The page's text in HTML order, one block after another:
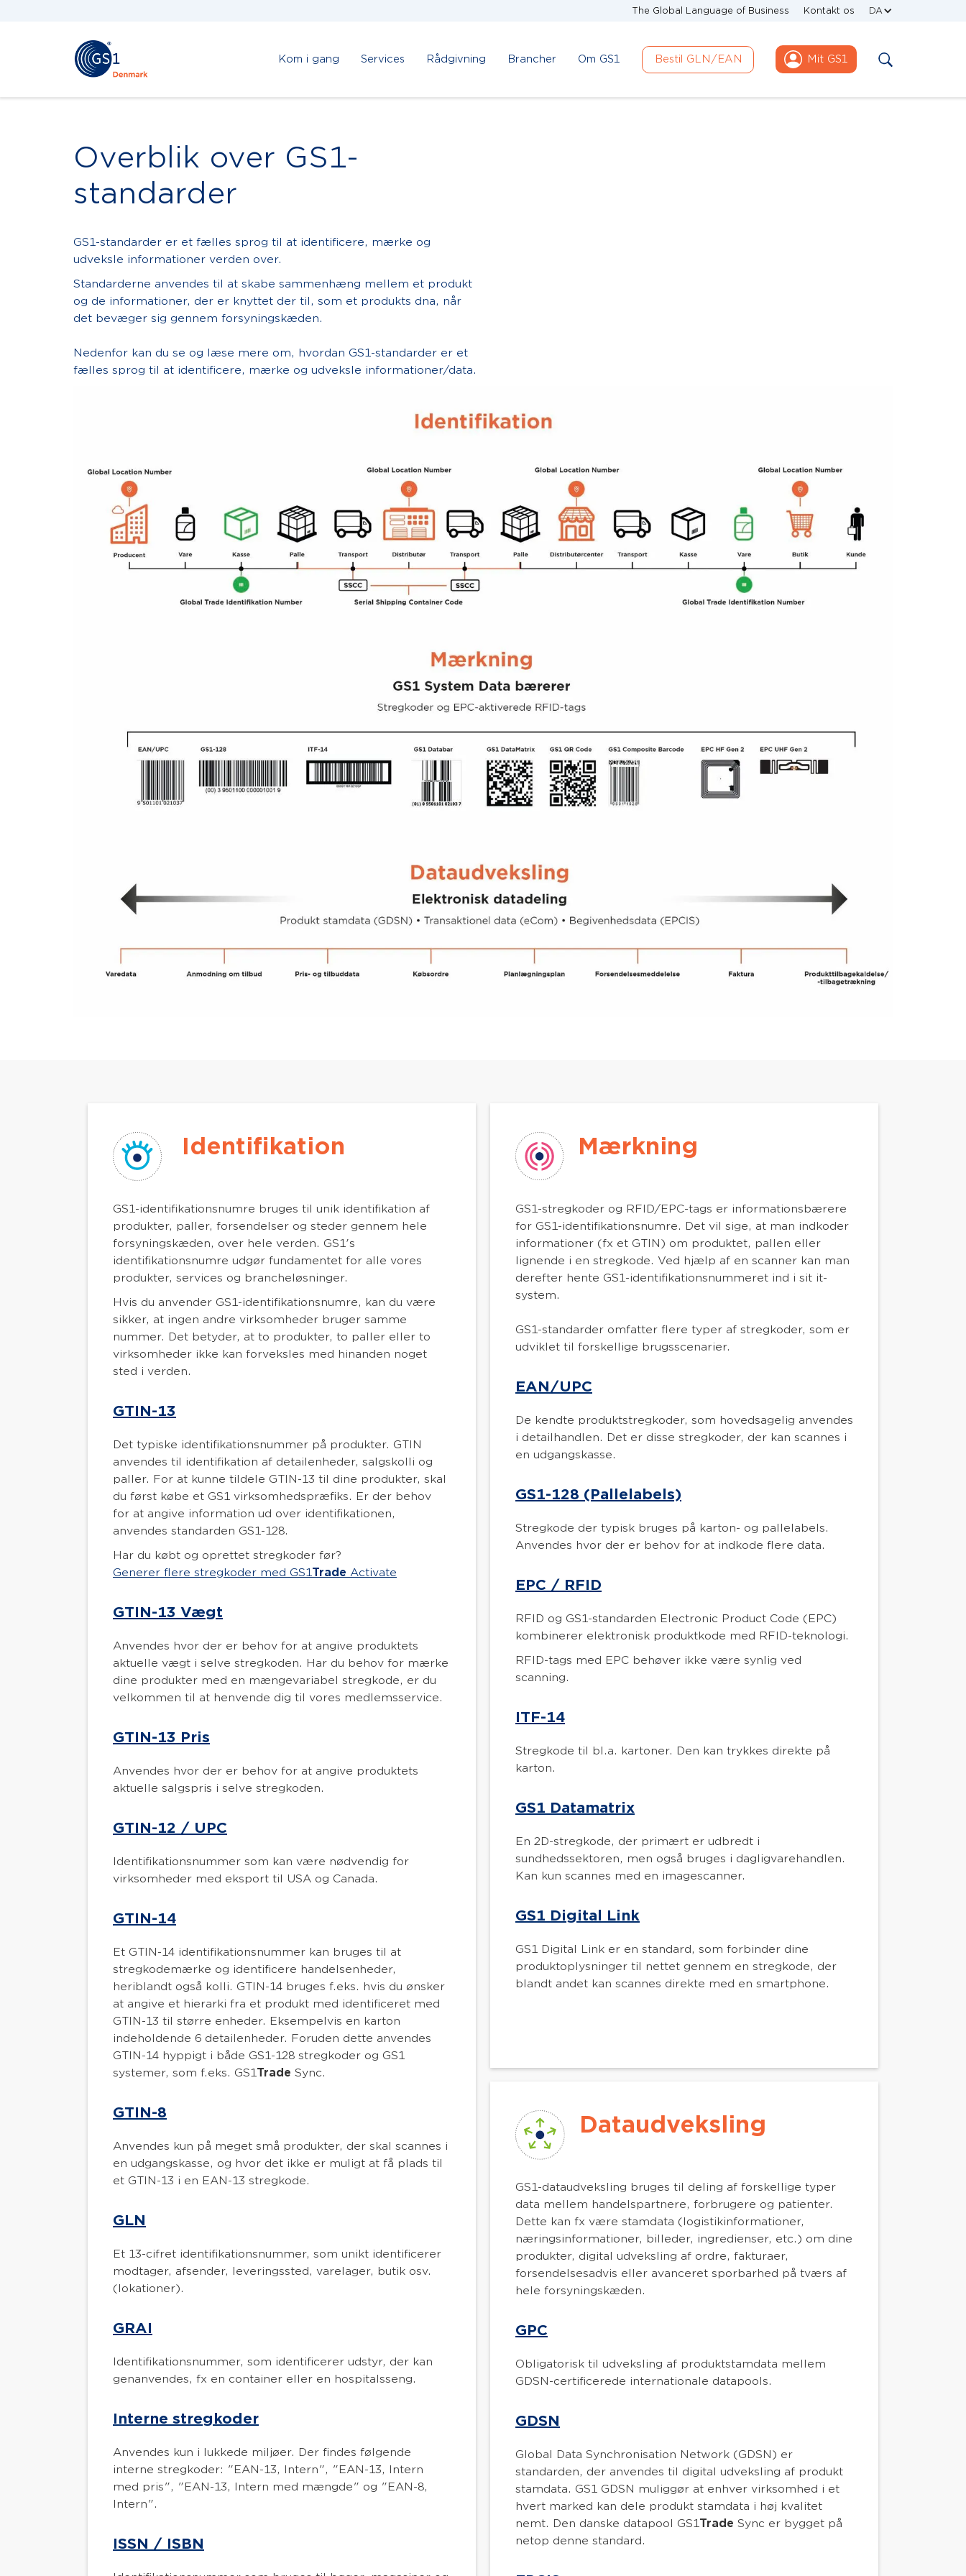
The Global Language of Business Kontakt os DA
Kom i gang Services Rådgivning Brancher Om GS1 Bestil GLN/EAN Mit GS1
Overblik over GS1-
standarder
GS1-standarder er et fælles sprog til at identificere, mærke og
udveksle informationer verden over.
Standarderne anvendes til at skabe sammenhæng mellem et produkt
og de informationer, der er knyttet der til, som et produkts dna, når
det bevæger sig gennem forsyningskæden.
Nedenfor kan du se og læse mere om, hvordan GS1-standarder er et
fælles sprog til at identificere, mærke og udveksle informationer/data.
Identifikation
GS1-identifikationsnumre bruges til unik identifikation af
produkter, paller, forsendelser og steder gennem hele
forsyningskæden, over hele verden. GS1's
identifikationsnumre udgør fundamentet for alle vores
produkter, services og brancheløsninger.
Hvis du anvender GS1-identifikationsnumre, kan du være
sikker, at ingen andre virksomheder bruger samme
nummer. Det betyder, at to produkter, to paller eller to
virksomheder ikke kan forveksles med hinanden noget
sted i verden.
GTIN-13
Det typiske identifikationsnummer på produkter. GTIN
anvendes til identifikation af detailenheder, salgskolli og
paller. For at kunne tildele GTIN-13 til dine produkter, skal
du først købe et GS1 virksomhedspræfiks. Er der behov
for at angive information ud over identifikationen,
anvendes standarden GS1-128.
Har du købt og oprettet stregkoder før?
Generer flere stregkoder med GS1Trade Activate
GTIN-13 Vægt
Anvendes hvor der er behov for at angive produktets
aktuelle vægt i selve stregkoden. Har du behov for mærke
dine produkter med en mængevariabel stregkode, er du
velkommen til at henvende dig til vores medlemsservice.
GTIN-13 Pris
Anvendes hvor der er behov for at angive produktets
aktuelle salgspris i selve stregkoden.
GTIN-12 / UPC
Identifikationsnummer som kan være nødvendig for
virksomheder med eksport til USA og Canada.
GTIN-14
Et GTIN-14 identifikationsnummer kan bruges til at
stregkodemærke og identificere handelsenheder,
heriblandt også kolli. GTIN-14 bruges f.eks. hvis du ønsker
at angive et hierarki fra et produkt med identificeret med
GTIN-13 til større enheder. Eksempelvis en karton
indeholdende 6 detailenheder. Foruden dette anvendes
GTIN-14 hyppigt i både GS1-128 stregkoder og GS1
systemer, som f.eks. GS1Trade Sync.
GTIN-8
Anvendes kun på meget små produkter, der skal scannes i
en udgangskasse, og hvor det ikke er muligt at få plads til
et GTIN-13 i en EAN-13 stregkode.
GLN
Et 13-cifret identifikationsnummer, som unikt identificerer
modtager, afsender, leveringssted, varelager, butik osv.
(lokationer).
GRAI
Identifikationsnummer, som identificerer udstyr, der kan
genanvendes, fx en container eller en hospitalsseng.
Interne stregkoder
Anvendes kun i lukkede miljøer. Der findes følgende
interne stregkoder: "EAN-13, Intern", "EAN-13, Intern
med pris", "EAN-13, Intern med mængde" og "EAN-8,
Intern".
ISSN / ISBN
Mærkning
GS1-stregkoder og RFID/EPC-tags er informationsbærere
for GS1-identifikationsnumre. Det vil sige, at man indkoder
informationer (fx et GTIN) om produktet, pallen eller
lignende i en stregkode. Ved hjælp af en scanner kan man
derefter hente GS1-identifikationsnummeret ind i sit it-
system.
GS1-standarder omfatter flere typer af stregkoder, som er
udviklet til forskellige brugsscenarier.
EAN/UPC
De kendte produktstregkoder, som hovedsagelig anvendes
i detailhandlen. Det er disse stregkoder, der kan scannes i
en udgangskasse.
GS1-128 (Pallelabels)
Stregkode der typisk bruges på karton- og pallelabels.
Anvendes hvor der er behov for at indkode flere data.
EPC / RFID
RFID og GS1-standarden Electronic Product Code (EPC)
kombinerer elektronisk produktkode med RFID-teknologi.
RFID-tags med EPC behøver ikke være synlig ved
scanning.
ITF-14
Stregkode til bl.a. kartoner. Den kan trykkes direkte på
karton.
GS1 Datamatrix
En 2D-stregkode, der primært er udbredt i
sundhedssektoren, men også bruges i dagligvarehandlen.
Kan kun scannes med en imagescanner.
GS1 Digital Link
GS1 Digital Link er en standard, som forbinder dine
produktoplysninger til nettet gennem en stregkode, der
blandt andet kan scannes direkte med en smartphone.
Dataudveksling
GS1-dataudveksling bruges til deling af forskellige typer
data mellem handelspartnere, forbrugere og patienter.
Dette kan fx være stamdata (logistikinformationer,
næringsinformationer, billeder, ingredienser, etc.) om dine
produkter, digital udveksling af ordre, fakturaer,
forsendelsesadvis eller avanceret sporbarhed på tværs af
hele forsyningskæden.
GPC
Obligatorisk til udveksling af produktstamdata mellem
GDSN-certificerede internationale datapools.
GDSN
Global Data Synchronisation Network (GDSN) er
standarden, der anvendes til digital udveksling af produkt
stamdata. GS1 GDSN muliggør at enhver virksomhed i et
hvert marked kan dele produkt stamdata i høj kvalitet
nemt. Den danske datapool GS1Trade Sync er bygget på
netop denne standard.